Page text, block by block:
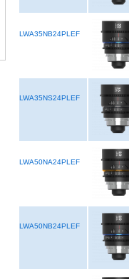
LWA35NB24PLEF
LWA35NS24PLEF
LWA50NA24PLEF
LWA50NB24PLEF